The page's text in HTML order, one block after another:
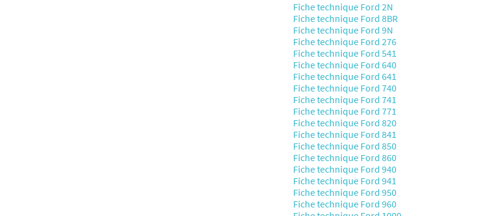
Fiche technique Ford 2N
Fiche technique Ford 8BR
Fiche technique Ford 9N
Fiche technique Ford 276
Fiche technique Ford 541
Fiche technique Ford 640
Fiche technique Ford 641
Fiche technique Ford 740
Fiche technique Ford 741
Fiche technique Ford 771
Fiche technique Ford 820
Fiche technique Ford 841
Fiche technique Ford 850
Fiche technique Ford 860
Fiche technique Ford 940
Fiche technique Ford 941
Fiche technique Ford 950
Fiche technique Ford 960